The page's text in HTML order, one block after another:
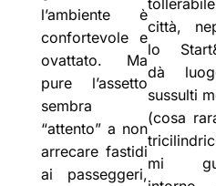
l’ambiente è
confortevole e
ovattato. Ma
pure l’assetto
sembra
“attento” a non
arrecare fastidi
ai passeggeri,
città,
lo
dà
sussulti
(cosa
mi